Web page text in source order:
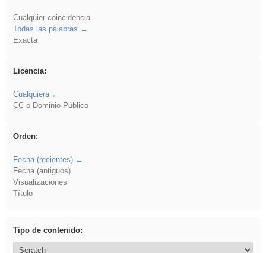
Cualquier coincidencia
Todas las palabras
Exacta
Licencia:
Cualquiera
CCo Dominio Público
Orden:
Fecha (recientes)
Fecha (antiguos)
Visualizaciones
Título
Tipo de contenido: